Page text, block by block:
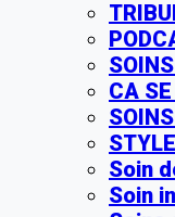
CA
STYLE
Soin
Soin